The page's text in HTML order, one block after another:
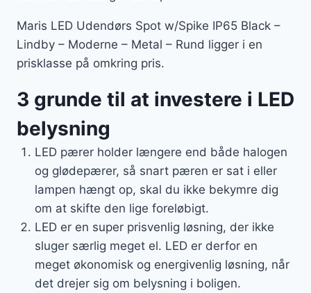
Maris LED Udendørs Spot w/Spike IP65 Black –
Lindby – Moderne – Metal – Rund ligger i en
prisklasse på omkring pris.
3 grunde til at investere i LED
belysning
LED pærer holder længere end både halogen
og glødepærer, så snart pæren er sat i eller
lampen hængt op, skal du ikke bekymre dig
om at skifte den lige foreløbigt.
LED er en super prisvenlig løsning, der ikke
sluger særlig meget el. LED er derfor en
meget økonomisk og energivenlig løsning, når
det drejer sig om belysning i boligen.